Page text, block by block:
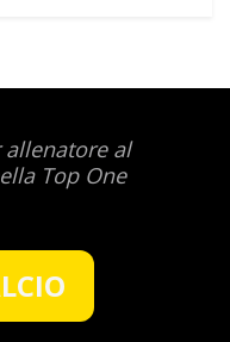
al
Top One